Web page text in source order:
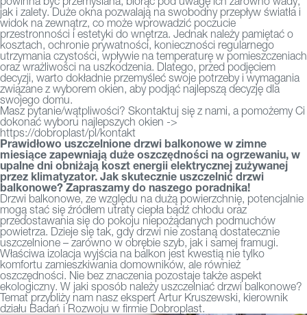
jak i zalety. Duże okna pozwalają na swobodny przepływ światła i
widok na zewnątrz, co może wprowadzić poczucie
przestronności i estetyki do wnętrza. Jednak należy pamiętać o
kosztach, ochronie prywatności, konieczności regularnego
utrzymania czystości, wpływie na temperaturę w pomieszczeniach
oraz wrażliwości na uszkodzenia. Dlatego, przed podjęciem
decyzji, warto dokładnie przemyśleć swoje potrzeby i wymagania
związane z wyborem okien, aby podjąć najlepszą decyzję dla
swojego domu.
Masz pytanie/wątpliwości? Skontaktuj się z nami, a pomożemy Ci
dokonać wyboru najlepszych okien ->
https://dobroplast/pl/kontakt
Prawidłowo uszczelnione drzwi balkonowe w zimne
miesiące zapewniają duże oszczędności na ogrzewaniu, w
upalne dni obniżają koszt energii elektrycznej zużywanej
przez klimatyzator. Jak skutecznie uszczelnić drzwi
balkonowe? Zapraszamy do naszego poradnika!
Drzwi balkonowe, ze względu na dużą powierzchnię, potencjalnie
mogą stać się źródłem utraty ciepła bądź chłodu oraz
przedostawania się do pokoju niepożądanych podmuchów
powietrza. Dzieje się tak, gdy drzwi nie zostaną dostatecznie
uszczelnione – zarówno w obrębie szyb, jak i samej framugi.
Właściwa izolacja wyjścia na balkon jest kwestią nie tylko
komfortu zamieszkiwania domowników, ale również
oszczędności. Nie bez znaczenia pozostaje także aspekt
ekologiczny. W jaki sposób należy uszczelniać drzwi balkonowe?
Temat przybliży nam nasz ekspert Artur Kruszewski, kierownik
działu Badań i Rozwoju w firmie Dobroplast.